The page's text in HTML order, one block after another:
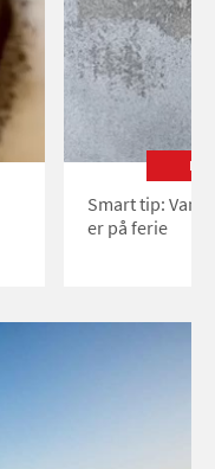
Smart tip:
er på ferie